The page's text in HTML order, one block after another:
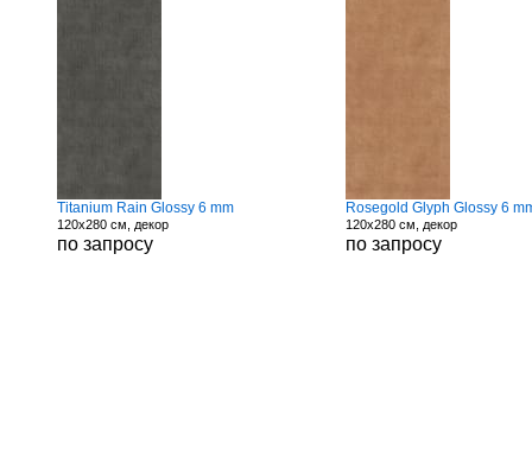
Titanium Rain Glossy 6 mm
120x280 см, декор
по запросу
Rosegold Glyph Glossy 6
120x280 см, декор
по запросу